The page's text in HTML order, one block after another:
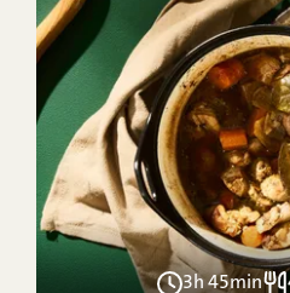
3h 45min